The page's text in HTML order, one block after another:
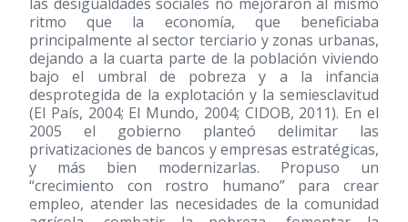
ritmo que la economía, que beneficiaba
principalmente al sector terciario y zonas urbanas,
dejando a la cuarta parte de la población viviendo
bajo el umbral de pobreza y a la infancia
desprotegida de la explotación y la semiesclavitud
(El País, 2004; El Mundo, 2004; CIDOB, 2011). En el
2005 el gobierno planteó delimitar las
privatizaciones de bancos y empresas estratégicas,
y más bien modernizarlas. Propuso un
“crecimiento con rostro humano” para crear
empleo, atender las necesidades de la comunidad